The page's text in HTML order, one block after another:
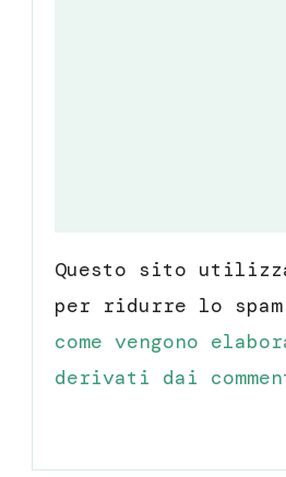
Questo sito
per ridurre lo
come vengono
derivati dai